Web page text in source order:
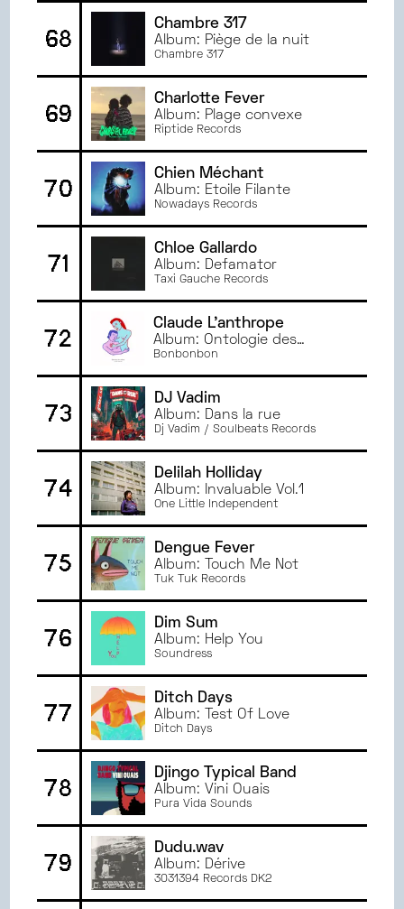
68
Chambre 317
Album: Piège de la nuit
Chambre 317
69
Charlotte Fever
Album: Plage convexe
Riptide Records
70
Chien Méchant
Album: Étoile Filante
Nowadays Records
71
Chloe Gallardo
Album: Defamator
Taxi Gauche Records
72
Claude L'anthrope
Album: Ontologie des
ombres
Bonbonbon
73
DJ Vadim
Album: Dans la rue
Dj Vadim / Soulbeats Records
74
Delilah Holliday
Album: Invaluable Vol.1
One Little Independent
75
Dengue Fever
Album: Touch Me Not
Tuk Tuk Records
76
Dim Sum
Album: Help You
Soundress
77
Ditch Days
Album: Test Of Love
Ditch Days
78
Djingo Typical Band
Album: Vini Ouais
Pura Vida Sounds
79
Dudu.wav
Album: Dérive
3031394 Records DK2